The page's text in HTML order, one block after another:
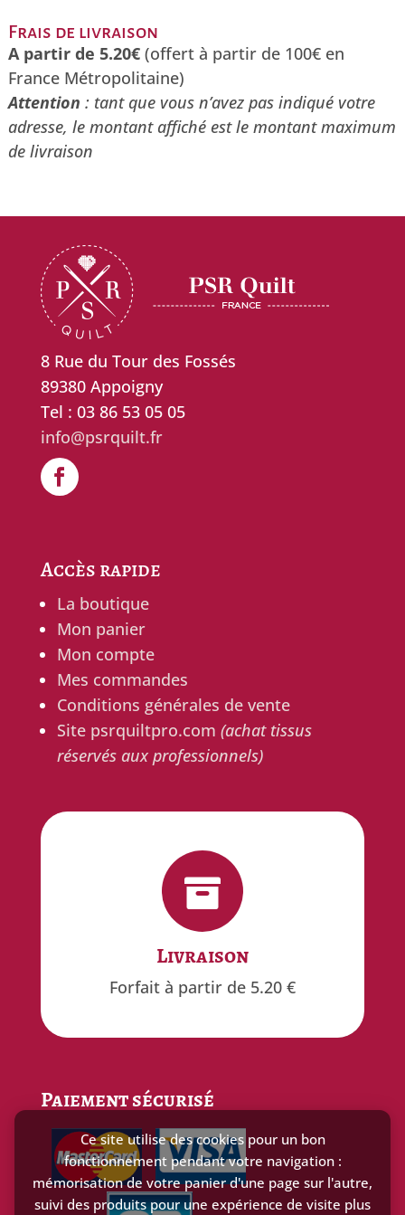
Ce site utilise des cookies pour un bon
fonctionnement pendant votre navigation :
mémorisation de votre panier d'une page sur l'autre,
suivi des produits pour une expérience de visite plus
à
118,00€
Frais de livraison
A partir de 5.20€(offert à partir de 100€ en
France Métropolitaine)
Attention : tant que vous n’avez pas indiqué votre
adresse, le montant affiché est le montant maximum
de livraison
8 Rue du Tour des Fossés
89380 Appoigny
Tel : 03 86 53 05 05
info@psrquilt.fr
Accès rapide
La boutique
Mon panier
Mon compte
Mes commandes
Conditions générales de vente
Site psrquiltpro.com (achat tissus
réservés aux professionnels)

Livraison
Forfait à partir de 5.20 €

Gratuit
Paiement sécurisé